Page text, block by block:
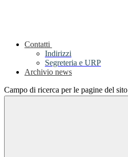
Contatti
Indirizzi
Segreteria e URP
Archivio news
Campo di ricerca per le pagine del sito